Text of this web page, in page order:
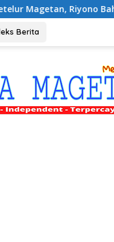
Bahas Stabilitas
Berita